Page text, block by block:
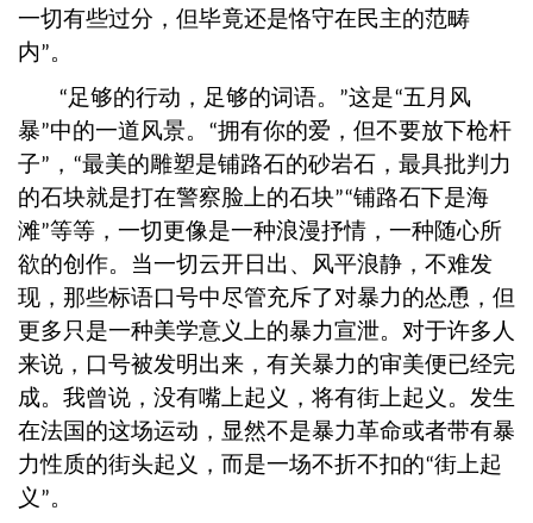
一切有些过分，但毕竟还是恪守在民主的范畴
内”。
“足够的行动，足够的词语。 ”这是“五月风
暴”中的一道风景。 “拥有你的爱，但不要放下枪杆
子” ， “最美的雕塑是铺路石的砂岩石，最具批判力
的石块就是打在警察脸上的石块”“铺路石下是海
滩”等等，一切更像是一种浪漫抒情，一种随心所
欲的创作。当一切云开日出、风平浪静，不难发
现，那些标语口号中尽管充斥了对暴力的怂恿，但
更多只是一种美学意义上的暴力宣泄。对于许多人
来说，口号被发明出来，有关暴力的审美便已经完
成。我曾说，没有嘴上起义，将有街上起义。发生
在法国的这场运动，显然不是暴力革命或者带有暴
力性质的街头起义，而是一场不折不扣的“街上起
义 ”。